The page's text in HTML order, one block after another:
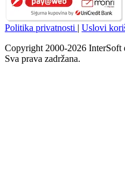
Politika privatnosti
Uslovi
Copyright 2000-2026 InterSoft
Sva prava zadržana.